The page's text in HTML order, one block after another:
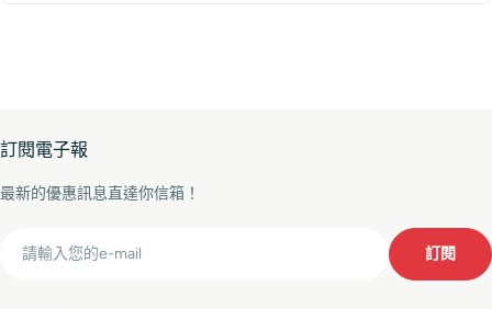
訂閱電子報
最新的優惠訊息直達你信箱！
訂閱